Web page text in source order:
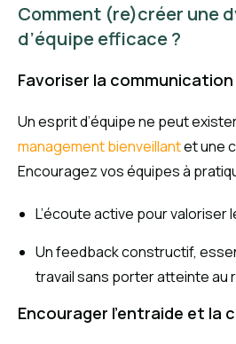
Comment (re)créer une
d’équipe efficace ?
Favoriser la
Un esprit d’équipe ne peut
management bienveillantet une
Encouragez vos équipes à
L’écoute active pour valoriser
Un feedback constructif,
travail sans porter atteinte au
Encourager l’entraide et la